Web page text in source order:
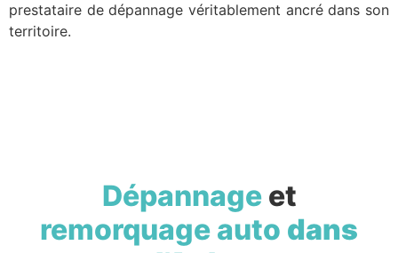
prestataire de dépannage véritablement ancré dans son
territoire.
Dépannageet
remorquage auto dans